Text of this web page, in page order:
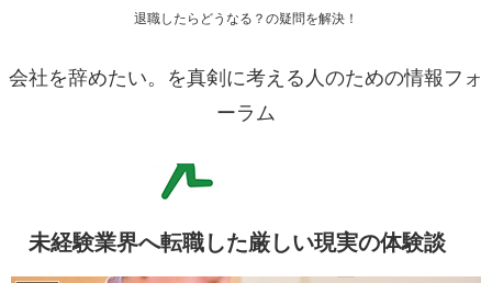
退職したらどうなる？の疑問を解決！
会社を辞めたい。を真剣に考える人のための情報フォ
ーラム
未経験業界へ転職した厳しい現実の体験談